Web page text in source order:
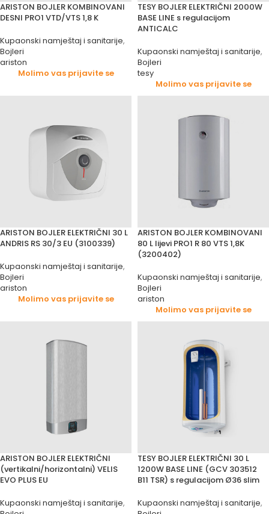
ARISTON BOJLER KOMBINOVANI
DESNI PRO1 VTD/VTS 1,8 K
Kupaonski namještaj i sanitarije,
Bojleri
ariston
Molimo vas prijavite se
TESY BOJLER ELEKTRIČNI 2000W
BASE LINE s regulacijom
ANTICALC
Kupaonski namještaj i sanitarije,
Bojleri
tesy
Molimo vas prijavite se
ARISTON BOJLER ELEKTRIČNI 30 L
ANDRIS RS 30/3 EU (3100339)
Kupaonski namještaj i sanitarije,
Bojleri
ariston
Molimo vas prijavite se
ARISTON BOJLER KOMBINOVANI
80 L lijevi PRO1 R 80 VTS 1,8K
(3200402)
Kupaonski namještaj i sanitarije,
Bojleri
ariston
Molimo vas prijavite se
ARISTON BOJLER ELEKTRIČNI
(vertikalni/horizontalni) VELIS
EVO PLUS EU
Kupaonski namještaj i sanitarije,
TESY BOJLER ELEKTRIČNI 30 L
1200W BASE LINE (GCV 303512
B11 TSR) s regulacijom Ø36 slim
Kupaonski namještaj i sanitarije,